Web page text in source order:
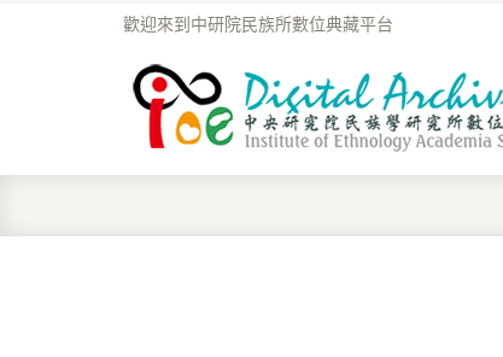
歡迎來到中研院民族所數位典藏平台